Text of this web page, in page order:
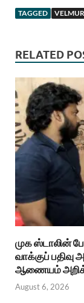
TAGGED
RELATED
முக ஸ்டாலின்
வாக்குப்
ஆணையம்
August 6, 2026